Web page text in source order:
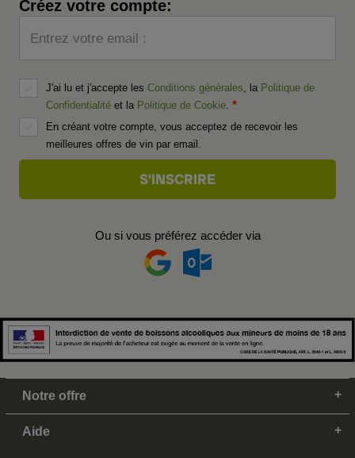
Créez votre compte:
Entrez votre email :
J'ai lu et j'accepte les Conditions générales , la Politique de
Confidentialité et la Politique de Cookie
En créant votre compte, vous acceptez de recevoir les
meilleures offres de vin par email.
Ou si vous préférez accéder via
Notre offre
Aide